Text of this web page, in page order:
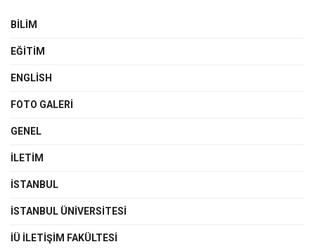
BILIM
EĞITIM
ENGLISH
FOTO GALERI
GENEL
İLETIM
İSTANBUL
İSTANBUL ÜNIVERSITESI
İÜ İLETIŞIM FAKÜLTESI